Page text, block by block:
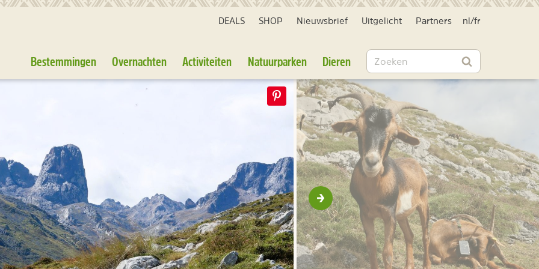
DEALS SHOP Nieuwsbrief Uitgelicht Partners nl /fr
Bestemmingen Overnachten Activiteiten Natuurparken Dieren Zoeken
Zoeken
Volgende